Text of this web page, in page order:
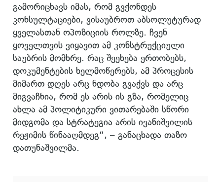
გამორიცხავს იმას, რომ გვქონდეს
კონსულტაციები, ვისაუბროთ აბსოლუტურად
ყველასთან ოპოზიციის როლზე. ჩვენ
ყოველთვის ვიყავით ამ კონსტრუქციული
საუბრის მომხრე. რაც შეეხება ერთობებს,
დოკუმენტების ხელმოწერებს, ამ პროცესის
მიმართ დღეს არც ნდობა გვაქვს და არც
მიგვაჩნია, რომ ეს არის ის გზა, რომელიც
ახლა ამ პოლიტიკური ვითარებაში სწორი
მიდგომა და სტრატეგია არის ივანიშვილის
რეჟიმის წინააღმდეგ“, – განაცხადა თაზო
დათუნაშვილმა.